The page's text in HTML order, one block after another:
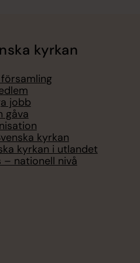
kyrkan
jobb
gåva
kyrkan
kyrkan i utlandet
– nationell nivå